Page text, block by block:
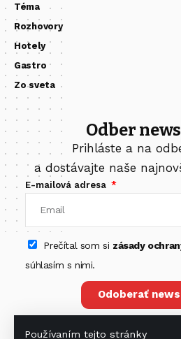
Používaním tejto stránky
Téma
Rozhovory
Hotely
Gastro
Zo sveta
Odber
Prihláste a na
a dostávajte naše
E-mailová adresa
Prečítal som si zásady
súhlasím s nimi.
Odoberať